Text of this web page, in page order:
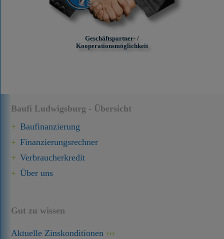
Baufi Ludwigsburg - Übersicht
Baufinanzierung
Finanzierungsrechner
Verbraucherkredit
Über uns
Gut zu wissen
Aktuelle Zinskonditionen
Geschäftspartner- /
Kooperationsmöglichkeit